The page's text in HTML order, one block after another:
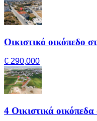
Οικιστικό οικόπεδο
€ 290,000
4 Οικιστικά